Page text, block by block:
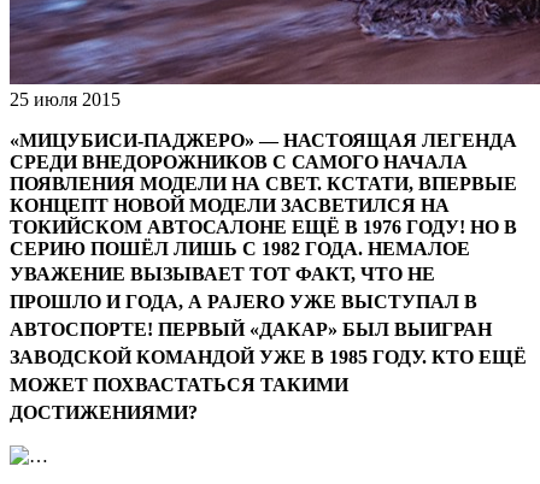
25 июля 2015
«МИЦУБИСИ-ПАДЖЕРО» — НАСТОЯЩАЯ ЛЕГЕНДА
СРЕДИ ВНЕДОРОЖНИКОВ С САМОГО НАЧАЛА
ПОЯВЛЕНИЯ МОДЕЛИ НА СВЕТ. КСТАТИ, ВПЕРВЫЕ
КОНЦЕПТ НОВОЙ МОДЕЛИ ЗАСВЕТИЛСЯ НА
ТОКИЙСКОМ АВТОСАЛОНЕ ЕЩЁ В 1976 ГОДУ! НО В
СЕРИЮ ПОШЁЛ ЛИШЬ С 1982 ГОДА. НЕМАЛОЕ
УВАЖЕНИЕ ВЫЗЫВАЕТ ТОТ ФАКТ, ЧТО НЕ
ПРОШЛО И ГОДА, А PAJERO УЖЕ ВЫСТУПАЛ В
АВТОСПОРТЕ! ПЕРВЫЙ «ДАКАР» БЫЛ ВЫИГРАН
ЗАВОДСКОЙ КОМАНДОЙ УЖЕ В 1985 ГОДУ. КТО ЕЩЁ
МОЖЕТ ПОХВАСТАТЬСЯ ТАКИМИ
ДОСТИЖЕНИЯМИ?